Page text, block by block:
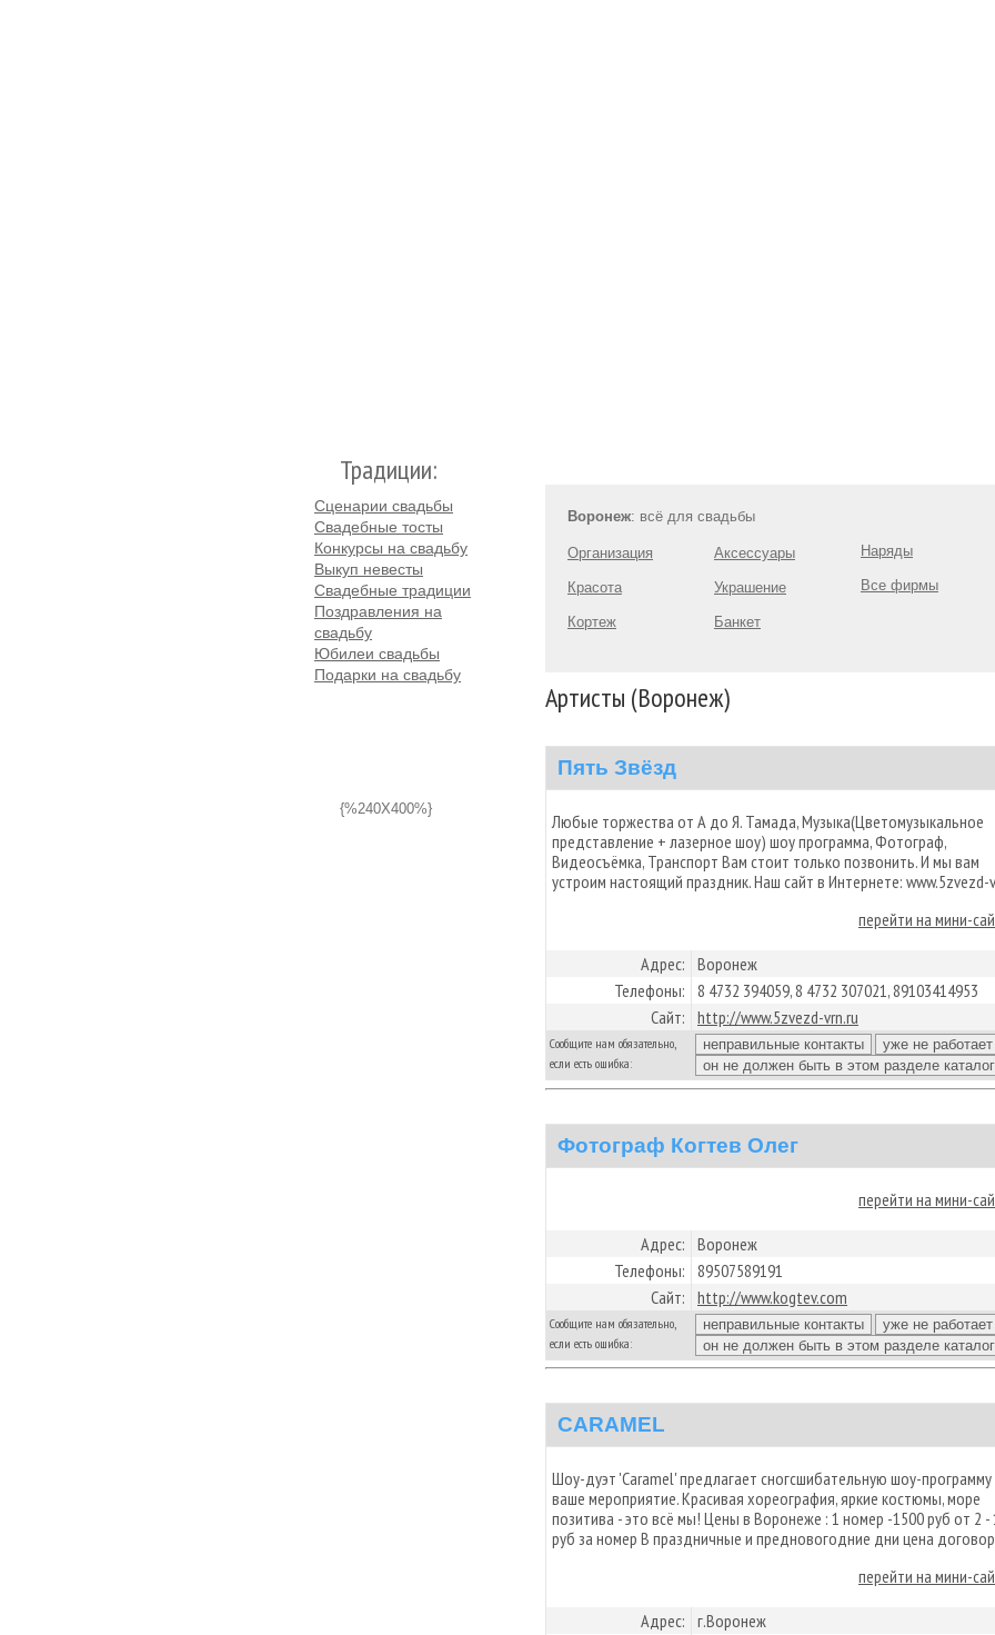
Традиции:
Сценарии свадьбы
Свадебные тосты
Конкурсы на свадьбу
Выкуп невесты
Свадебные традиции
Поздравления на
свадьбу
Юбилеи свадьбы
Подарки на свадьбу
{%240X400%}
Воронеж: всё для свадьбы
Организация
Красота
Кортеж
Аксессуары
Украшение
Банкет
Наряды
Все фирмы
Артисты (Воронеж)
Пять Звёзд
Любые торжества от А до Я. Тамада, Музыка(Цветомузыкальное
представление + лазерное шоу) шоу программа, Фотограф,
Видеосъёмка, Транспорт Вам стоит только позвонить. И мы вам
устроим настоящий праздник. Наш сайт в Интернете: www.5zvezd-
перейти на мини-
Адрес: Воронеж
Телефоны: 8 4732 394059, 8 4732 307021, 89103414953
Сайт: http://www.5zvezd-vrn.ru
Сообщите нам обязательно,
если есть ошибка:
Фотограф Когтев Олег
перейти на мини-
Адрес: Воронеж
Телефоны: 89507589191
Сайт: http://www.kogtev.com
Сообщите нам обязательно,
если есть ошибка:
CARAMEL
Шоу-дуэт 'Caramel' предлагает сногсшибательную шоу-программу
ваше мероприятие. Красивая хореография, яркие костюмы, море
позитива - это всё мы! Цены в Воронеже : 1 номер -1500 руб от 2 -
руб за номер В праздничные и предновогодние дни цена
перейти на мини-
Адрес: г.Воронеж